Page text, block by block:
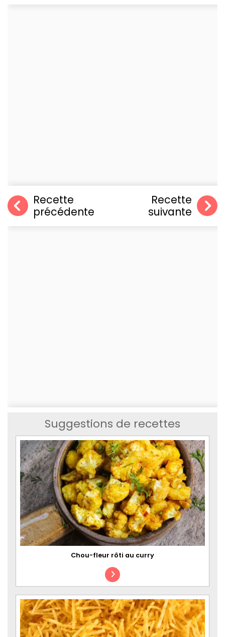
Recette
précédente
Recette
suivante
Suggestions de recettes
Chou-fleur rôti au curry